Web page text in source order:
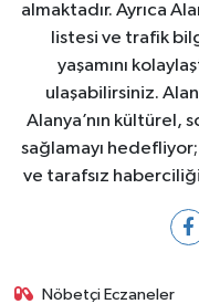
almaktadır. Ayrıca
listesi ve trafik
yaşamını
ulaşabilirsiniz.
Alanya’nın kültürel,
sağlamayı
ve tarafsız
Nöbetçi Eczaneler